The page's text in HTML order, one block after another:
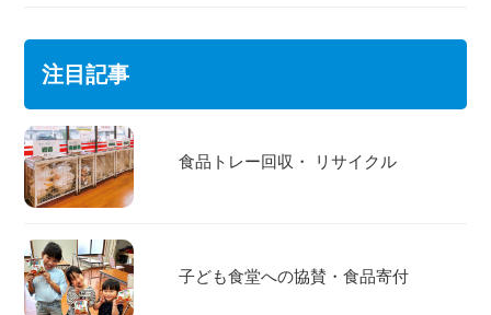
注目記事
食品トレー回収・ リサイクル
子ども食堂への協賛・食品寄付